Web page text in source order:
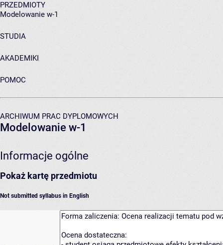
PRZEDMIOTY
Modelowanie w-1
STUDIA
AKADEMIKI
POMOC
ARCHIWUM PRAC DYPLOMOWYCH
Modelowanie w-1
Informacje ogólne
Pokaż kartę przedmiotu
Not submitted syllabus in English